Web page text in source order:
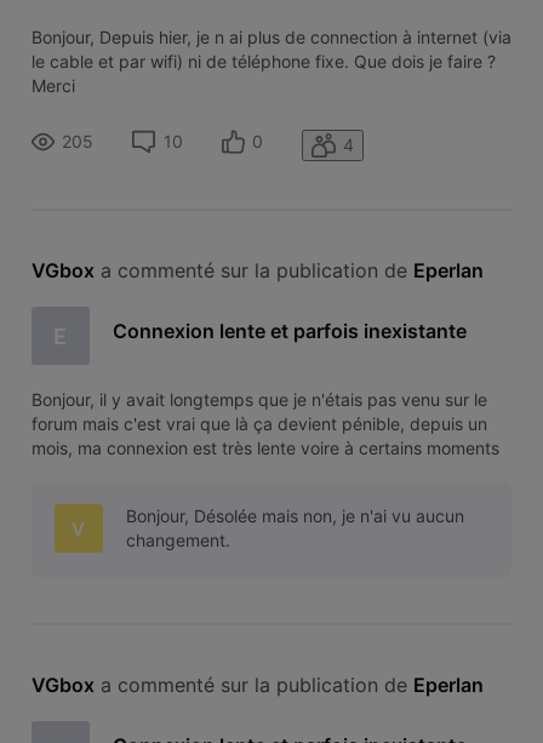
Bonjour, Depuis hier, je n ai plus de connection à internet (via
le cable et par wifi) ni de téléphone fixe. Que dois je faire ?
Merci
205 10 0 4
VGbox a commenté sur la publication de Eperlan
E Connexion lente et parfois inexistante
Bonjour, il y avait longtemps que je n'étais pas venu sur le
forum mais c'est vrai que là ça devient pénible, depuis un
mois, ma connexion est très lente voire à certains moments
V
Bonjour, Désolée mais non, je n'ai vu aucun
changement.
VGbox a commenté sur la publication de Eperlan